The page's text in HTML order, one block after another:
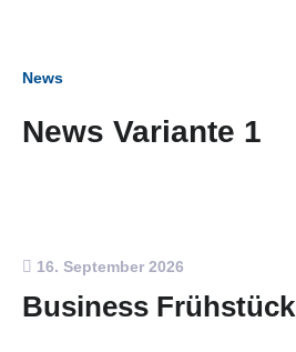
News
News Variante 1
16. September 2026
Business Frühstück